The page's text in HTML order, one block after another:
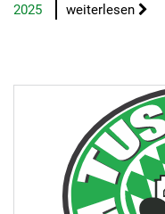
2025 weiterlesen